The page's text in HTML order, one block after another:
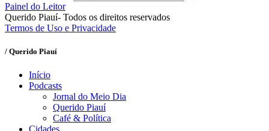
Painel do Leitor
Querido Piauí- Todos os direitos reservados
Termos de Uso e Privacidade
/ Querido Piauí
Início
Podcasts
Jornal do Meio Dia
Querido Piauí
Café & Política
Cidades